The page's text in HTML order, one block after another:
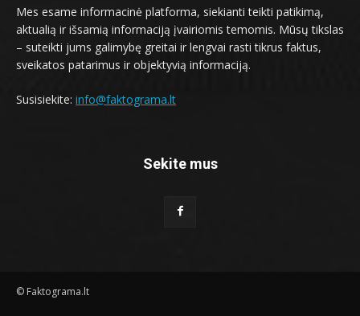
Mes esame informacinė platforma, siekianti teikti patikimą,
aktualią ir išsamią informaciją įvairiomis temomis. Mūsų tikslas
– suteikti jums galimybę greitai ir lengvai rasti tikrus faktus,
sveikatos patarimus ir objektyvią informaciją.
Susisiekite: info@faktograma.lt
Sekite mus
© Faktograma.lt